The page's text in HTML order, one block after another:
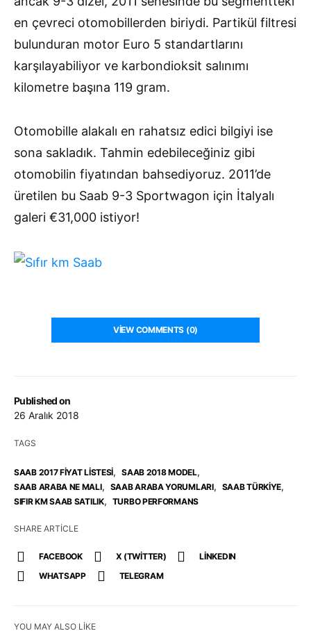
Published on
26 Aralık 2018
TAGS
SAAB 2017 FIYAT LISTESI, SAAB 2018 MODEL,
SAAB ARABA NE MALI, SAAB ARABA YORUMLARI, SAAB TÜRKIYE,
SIFIR KM SAAB SATILIK, TURBO PERFORMANS
SHARE ARTICLE
FACEBOOK X (TWITTER)
LINKEDIN
WHATSAPP
TELEGRAM
en çevreci otomobillerden biriydi. Partikül filtresi
bulunduran motor Euro 5 standartlarını
karşılayabiliyor ve karbondioksit salınımı
kilometre başına 119 gram.
Otomobille alakalı en rahatsız edici bilgiyi ise
sona sakladık. Tahmin edebileceğiniz gibi
otomobilin fiyatından bahsediyoruz. 2011’de
üretilen bu Saab 9-3 Sportwagon için İtalyalı
galeri €31,000 istiyor!
VIEW COMMENTS (0)
YOU MAY ALSO LIKE